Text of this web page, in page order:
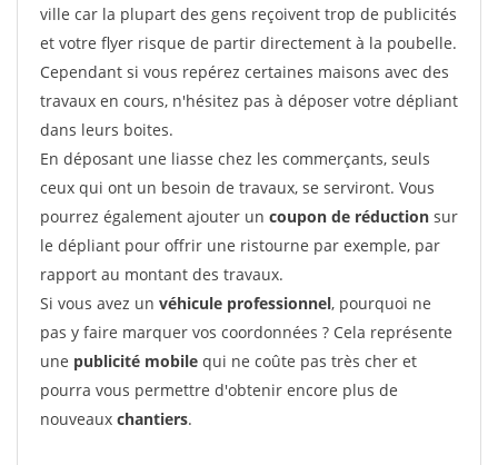
ville car la plupart des gens reçoivent trop de publicités
et votre flyer risque de partir directement à la poubelle.
Cependant si vous repérez certaines maisons avec des
travaux en cours, n'hésitez pas à déposer votre dépliant
dans leurs boites.
En déposant une liasse chez les commerçants, seuls
ceux qui ont un besoin de travaux, se serviront. Vous
pourrez également ajouter un coupon de réduction sur
le dépliant pour offrir une ristourne par exemple, par
rapport au montant des travaux.
Si vous avez un véhicule professionnel, pourquoi ne
pas y faire marquer vos coordonnées ? Cela représente
une publicité mobile qui ne coûte pas très cher et
pourra vous permettre d'obtenir encore plus de
nouveaux chantiers.